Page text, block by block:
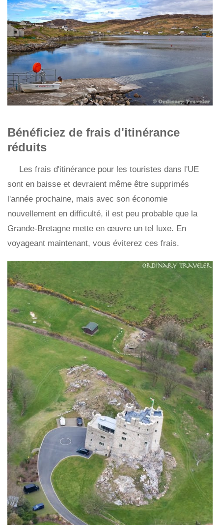
Bénéficiez de frais d'itinérance
réduits
Les frais d'itinérance pour les touristes dans l'UE
sont en baisse et devraient même être supprimés
l'année prochaine, mais avec son économie
nouvellement en difficulté, il est peu probable que la
Grande-Bretagne mette en œuvre un tel luxe. En
voyageant maintenant, vous éviterez ces frais.